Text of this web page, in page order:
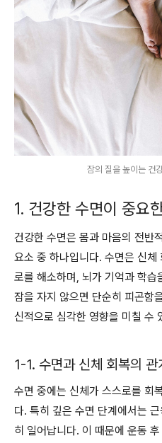
잠의 질을 높이는 건
1. 건강한 수면이 중요
건강한 수면은 몸과 마음의 전반
요소 중 하나입니다. 수면은 신체
로를 해소하며, 뇌가 기억과 학
잠을 자지 않으면 단순히 피곤함
신적으로 심각한 영향을 미칠 수
1-1. 수면과 신체 회복의 관
수면 중에는 신체가 스스로를 회
다. 특히 깊은 수면 단계에서는
히 일어납니다. 이 때문에 운동